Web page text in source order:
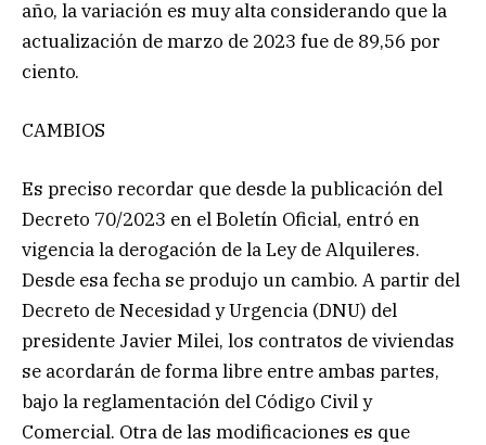
año, la variación es muy alta considerando que la
actualización de marzo de 2023 fue de 89,56 por
ciento.
CAMBIOS
Es preciso recordar que desde la publicación del
Decreto 70/2023 en el Boletín Oficial, entró en
vigencia la derogación de la Ley de Alquileres.
Desde esa fecha se produjo un cambio. A partir del
Decreto de Necesidad y Urgencia (DNU) del
presidente Javier Milei, los contratos de viviendas
se acordarán de forma libre entre ambas partes,
bajo la reglamentación del Código Civil y
Comercial. Otra de las modificaciones es que